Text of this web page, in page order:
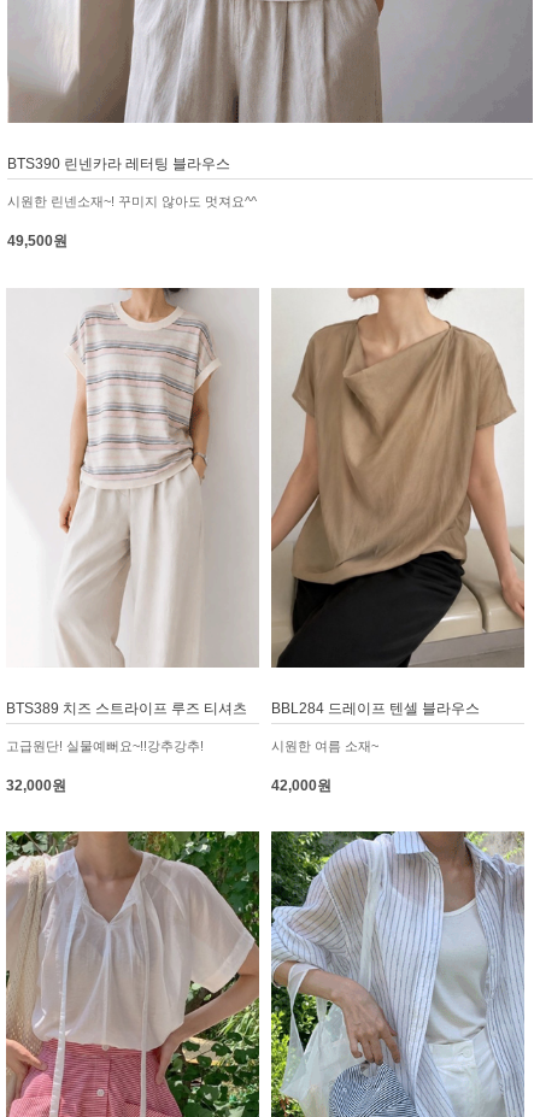
BTS390 린넨카라 레터팅 블라우스
시원한 린넨소재~! 꾸미지 않아도 멋져요^^
49,500원
BTS389 치즈 스트라이프 루즈 티셔츠
고급원단! 실물예뻐요~!!강추강추!
32,000원
BBL284 드레이프 텐셀 블라우스
시원한 여름 소재~
42,000원